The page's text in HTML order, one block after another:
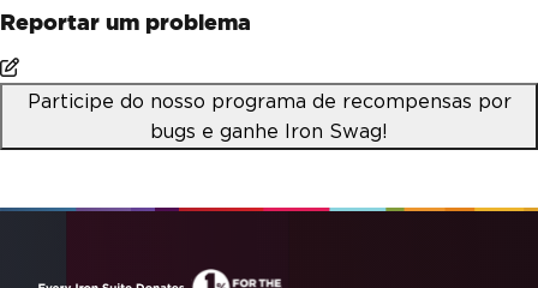
Reportar um problema
Participe do nosso programa de recompensas por
bugs e ganhe Iron Swag!